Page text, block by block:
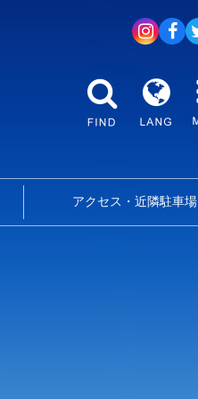
アクセス・近隣駐車場